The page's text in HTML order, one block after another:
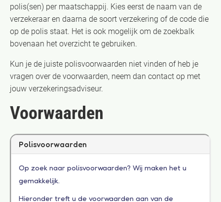
polis(sen) per maatschappij. Kies eerst de naam van de
verzekeraar en daarna de soort verzekering of de code die
op de polis staat. Het is ook mogelijk om de zoekbalk
bovenaan het overzicht te gebruiken.
Kun je de juiste polisvoorwaarden niet vinden of heb je
vragen over de voorwaarden, neem dan contact op met
jouw verzekeringsadviseur.
Voorwaarden